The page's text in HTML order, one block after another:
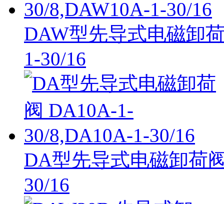
DAW型先导式电磁卸
1-30/16
DA型先导式电磁卸荷
30/16